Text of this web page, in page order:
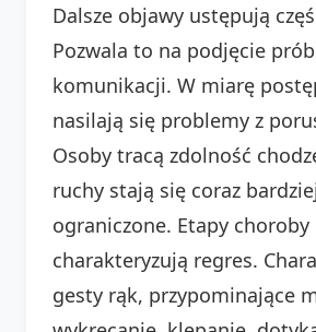
Dalsze objawy ustępują
Pozwala to na podjęcie
komunikacji. W miarę
nasilają się problemy z
Osoby tracą zdolność
ruchy stają się coraz
ograniczone. Etapy choroby
charakteryzują regres.
gesty rąk, przypominające